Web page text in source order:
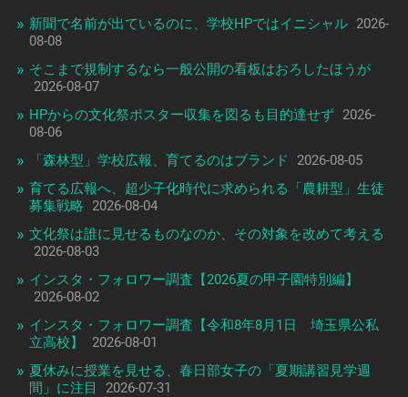
新聞で名前が出ているのに、学校HPではイニシャル 2026-
08-08
そこまで規制するなら一般公開の看板はおろしたほうが
2026-08-07
HPからの文化祭ポスター収集を図るも目的達せず 2026-
08-06
「森林型」学校広報、育てるのはブランド
2026-08-05
育てる広報へ、超少子化時代に求められる「農耕型」生徒
募集戦略
2026-08-04
文化祭は誰に見せるものなのか、その対象を改めて考える
2026-08-03
インスタ・フォロワー調査【2026夏の甲子園特別編】
2026-08-02
インスタ・フォロワー調査【令和8年8月1日 埼玉県公私
立高校】
2026-08-01
夏休みに授業を見せる、春日部女子の「夏期講習見学週
間」に注目
2026-07-31